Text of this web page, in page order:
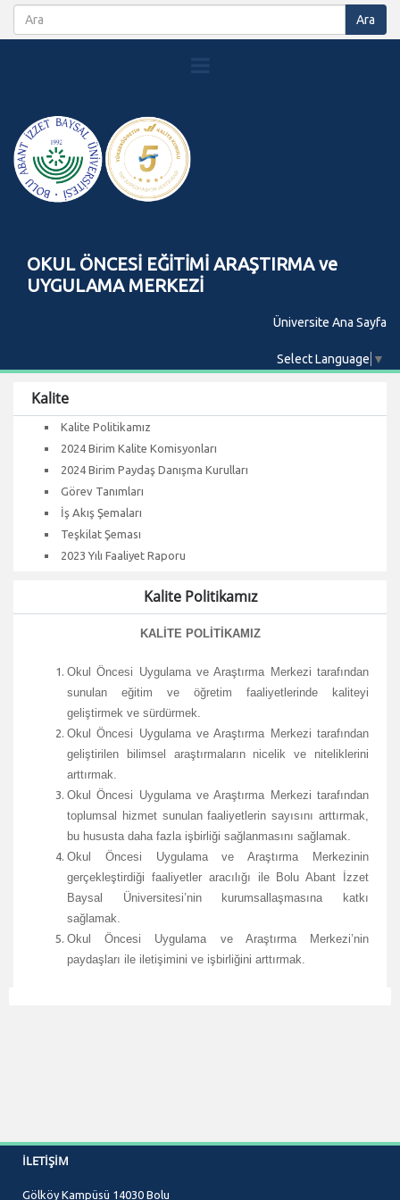
OKUL ÖNCESİ EĞİTİMİ ARAŞTIRMA ve
UYGULAMA MERKEZİ
Üniversite Ana Sayfa
Select Language ▼
Kalite
Kalite Politikamız
2024 Birim Kalite Komisyonları
2024 Birim Paydaş Danışma Kurulları
Görev Tanımları
İş Akış Şemaları
Teşkilat Şeması
2023 Yılı Faaliyet Raporu
Kalite Politikamız
KALİTE POLİTİKAMIZ
Okul Öncesi Uygulama ve Araştırma Merkezi tarafından
sunulan eğitim ve öğretim faaliyetlerinde kaliteyi
geliştirmek ve sürdürmek.
Okul Öncesi Uygulama ve Araştırma Merkezi tarafından
geliştirilen bilimsel araştırmaların nicelik ve niteliklerini
arttırmak.
Okul Öncesi Uygulama ve Araştırma Merkezi tarafından
toplumsal hizmet sunulan faaliyetlerin sayısını arttırmak,
bu hususta daha fazla işbirliği sağlanmasını sağlamak.
Okul Öncesi Uygulama ve Araştırma Merkezinin
gerçekleştirdiği faaliyetler aracılığı ile Bolu Abant İzzet
Baysal Üniversitesi’nin kurumsallaşmasına katkı
sağlamak.
Okul Öncesi Uygulama ve Araştırma Merkezi’nin
paydaşları ile iletişimini ve işbirliğini arttırmak.
İLETIŞIM
Gölköy Kampüsü 14030 Bolu